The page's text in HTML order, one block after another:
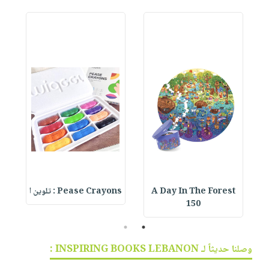
A Day In The Forest
150
Pease Crayons : تلوين ا
1
2
وصلنا حديثاً لـ INSPIRING BOOKS LEBANON :